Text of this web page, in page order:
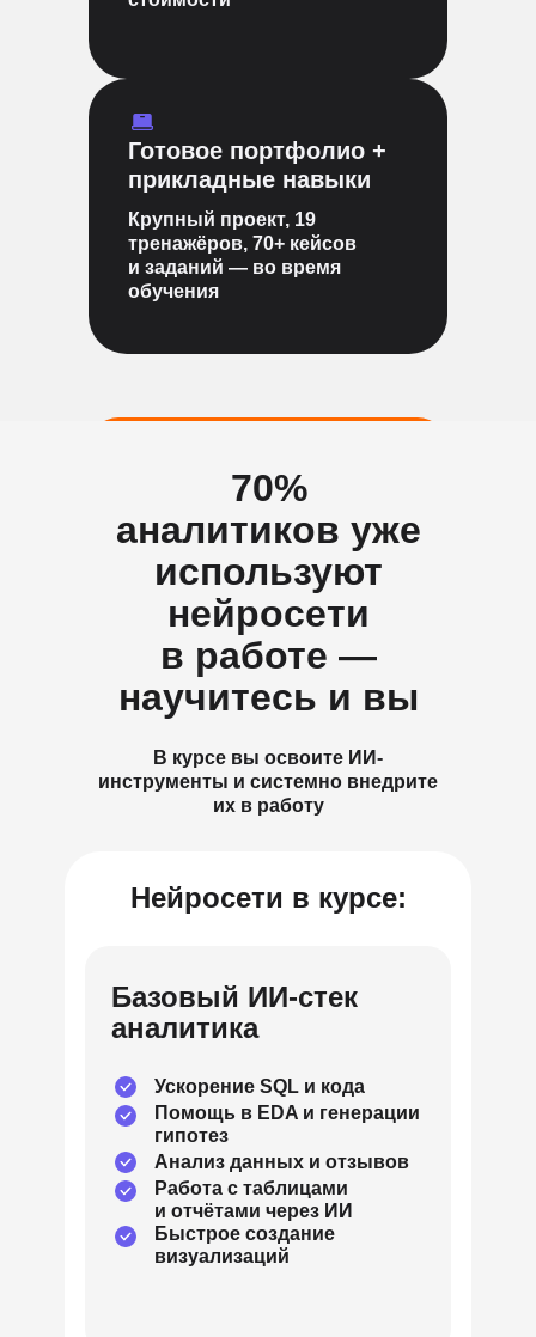
Готовое портфолио +
прикладные навыки
Крупный проект, 19
тренажёров, 70+ кейсов
и заданий — во время
обучения
Нейросети в курсе:
В курсе вы освоите ИИ-
инструменты и системно внедрите
их в работу
70%
аналитиков уже
используют
нейросети
в работе —
научитесь и вы
Ускорение SQL и кода
Помощь в EDA и генерации
гипотез
Анализ данных и отзывов
Работа с таблицами
и отчётами через ИИ
Быстрое создание
визуализаций
Базовый ИИ-стек
аналитика